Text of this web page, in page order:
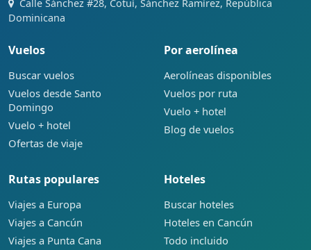
Calle Sánchez #28, Cotuí, Sánchez Ramírez, República
Dominicana
Vuelos
Buscar vuelos
Vuelos desde Santo
Domingo
Vuelo + hotel
Ofertas de viaje
Por aerolínea
Aerolíneas disponibles
Vuelos por ruta
Vuelo + hotel
Blog de vuelos
Rutas populares
Viajes a Europa
Viajes a Cancún
Viajes a Punta Cana
Hoteles
Buscar hoteles
Hoteles en Cancún
Todo incluido